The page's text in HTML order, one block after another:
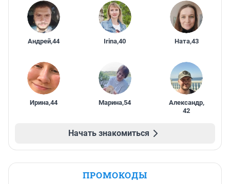
Андрей,44 Irina,40 Ната,43
Ирина,44 Марина,54 Александр,
42
Начать знакомиться
ПРОМОКОДЫ